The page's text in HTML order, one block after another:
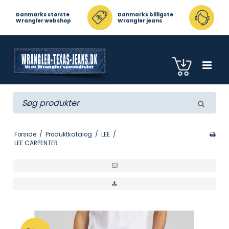
Danmarks billigste
Wrangler jeans
Kundeservice
Telefon 23471817
Forside / Produktkatalog / LEE /
LEE CARPENTER